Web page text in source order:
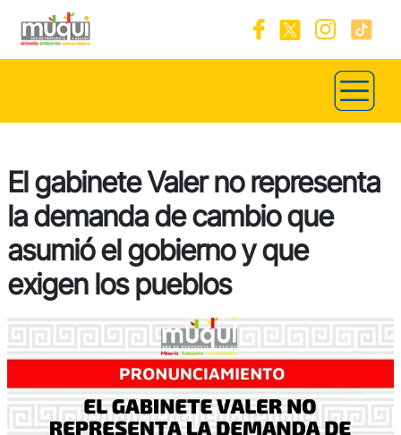
El gabinete Valer no representa
la demanda de cambio que
asumió el gobierno y que
exigen los pueblos